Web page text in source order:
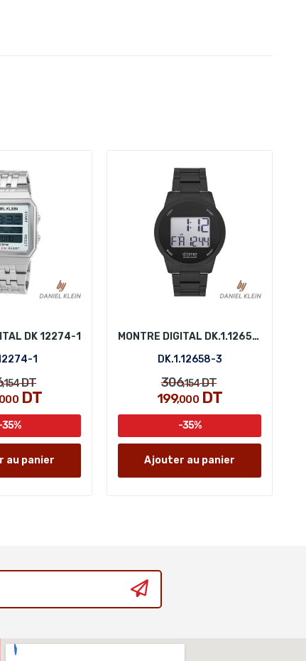
DK 12274-1
1
,154DT
DT
au panier
MONTRE DIGITAL DK.1.12658-3
DK.1.12658-3
306,154DT
199,000DT
-35%
Ajouter au panier